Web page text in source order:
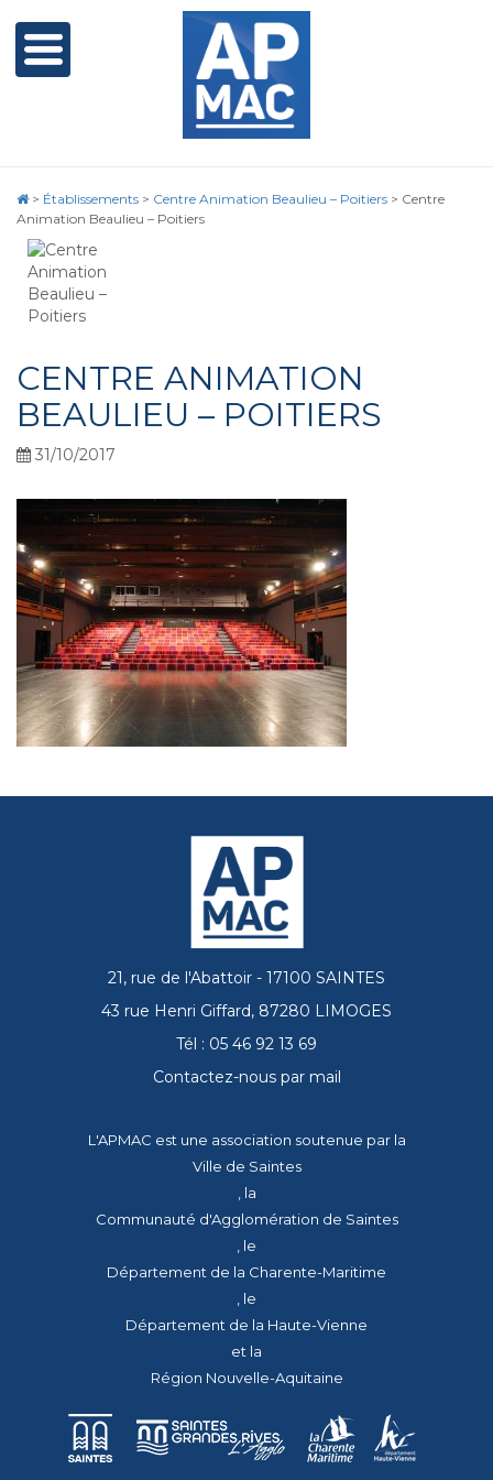
> Établissements > Centre Animation Beaulieu – Poitiers > Centre
Animation Beaulieu – Poitiers
CENTRE ANIMATION
BEAULIEU – POITIERS
31/10/2017
21, rue de l'Abattoir - 17100 SAINTES
43 rue Henri Giffard, 87280 LIMOGES
Tél : 05 46 92 13 69
Contactez-nous par mail
L'APMAC est une association soutenue par la
Ville de Saintes
, la
Communauté d'Agglomération de Saintes
, le
Département de la Charente-Maritime
, le
Département de la Haute-Vienne
et la
Région Nouvelle-Aquitaine